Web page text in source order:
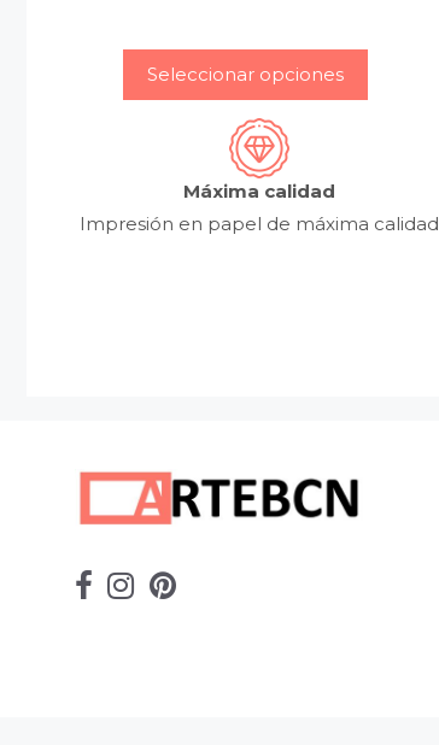
Seleccionar opciones
Máxima calidad
Impresión en papel de máxima calidad